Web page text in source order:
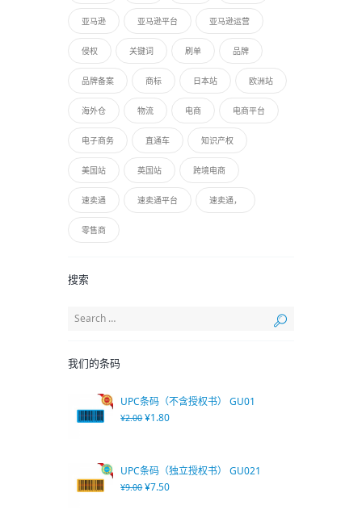
亚马逊 亚马逊平台 亚马逊运营
侵权 关键词 刷单 品牌
品牌备案 商标 日本站 欧洲站
海外仓 物流 电商 电商平台
电子商务 直通车 知识产权
美国站 英国站 跨境电商
速卖通 速卖通平台 速卖通，
零售商
搜索
我们的条码
UPC条码（不含授权书） GU01
¥2.00 ¥1.80
UPC条码（独立授权书） GU021
¥9.00 ¥7.50